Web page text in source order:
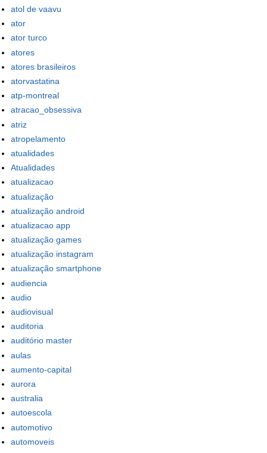
atol de vaavu
ator
ator turco
atores
atores brasileiros
atorvastatina
atp-montreal
atracao_obsessiva
atriz
atropelamento
atualidades
Atualidades
atualizacao
atualização
atualização android
atualizacao app
atualização games
atualização instagram
atualização smartphone
audiencia
audio
audiovisual
auditoria
auditório master
aulas
aumento-capital
aurora
australia
autoescola
automotivo
automoveis